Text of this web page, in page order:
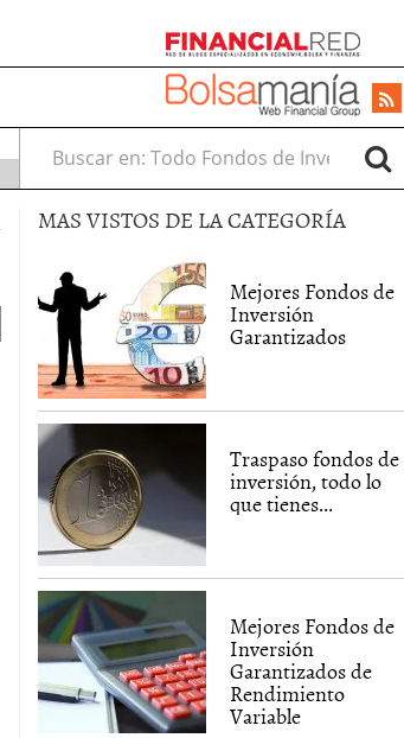
Buscar en:
MAS VISTOS DE LA CATEGORÍA
Mejores Fondos de
Inversión
Garantizados
Traspaso fondos de
inversión, todo lo
que tienes...
Mejores Fondos de
Inversión
Garantizados de
Rendimiento
Variable